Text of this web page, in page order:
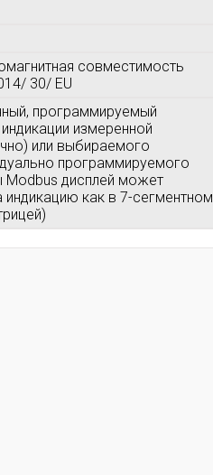
совместимость
30/ EU
программируемый
измеренной
или выбираемого
программируемого
Modbus дисплей может
индикацию как в 7-сегментном